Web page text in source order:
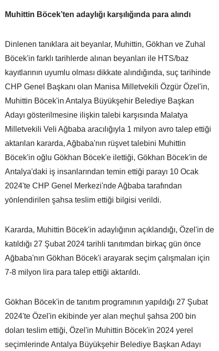
Muhittin Böcek’ten adaylığı karşılığında para alındı
Dinlenen tanıklara ait beyanlar, Muhittin, Gökhan ve Zuhal
Böcek'in farklı tarihlerde alınan beyanları ile HTS/baz
kayıtlarının uyumlu olması dikkate alındığında, suç tarihinde
CHP Genel Başkanı olan Manisa Milletvekili Özgür Özel'in,
Muhittin Böcek'in Antalya Büyükşehir Belediye Başkan
Adayı gösterilmesine ilişkin talebi karşısında Malatya
Milletvekili Veli Ağbaba aracılığıyla 1 milyon avro talep ettiği
aktarılan kararda, Ağbaba'nın rüşvet talebini Muhittin
Böcek'in oğlu Gökhan Böcek'e ilettiği, Gökhan Böcek'in de
Antalya'daki iş insanlarından temin ettiği parayı 10 Ocak
2024'te CHP Genel Merkezi'nde Ağbaba tarafından
yönlendirilen şahsa teslim ettiği bilgisi verildi.
Kararda, Muhittin Böcek'in adaylığının açıklandığı, Özel'in de
katıldığı 27 Şubat 2024 tarihli tanıtımdan birkaç gün önce
Ağbaba'nın Gökhan Böcek'i arayarak seçim çalışmaları için
7-8 milyon lira para talep ettiği aktarıldı.
Gökhan Böcek'in de tanıtım programının yapıldığı 27 Şubat
2024'te Özel'in ekibinde yer alan meçhul şahsa 200 bin
doları teslim ettiği, Özel'in Muhittin Böcek'in 2024 yerel
seçimlerinde Antalya Büyükşehir Belediye Başkan Adayı